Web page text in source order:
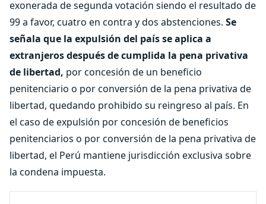
exonerada de segunda votación siendo el resultado de
99 a favor, cuatro en contra y dos abstenciones. Se
señala que la expulsión del país se aplica a
extranjeros después de cumplida la pena privativa
de libertad, por concesión de un beneficio
penitenciario o por conversión de la pena privativa de
libertad, quedando prohibido su reingreso al país. En
el caso de expulsión por concesión de beneficios
penitenciarios o por conversión de la pena privativa de
libertad, el Perú mantiene jurisdicción exclusiva sobre
la condena impuesta.